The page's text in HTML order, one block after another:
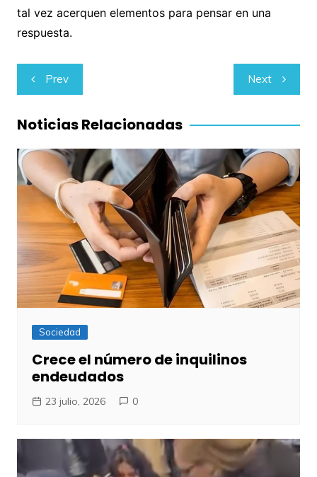
tal vez acerquen elementos para pensar en una
respuesta.
Navegación
de
entradas
Prev Next
Noticias Relacionadas
Sociedad
Crece el número de inquilinos
endeudados
23 julio, 2026 0